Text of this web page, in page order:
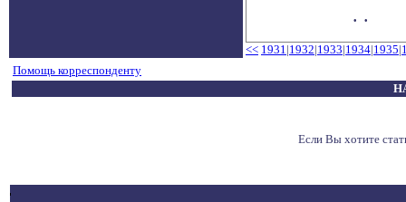
. .
<< 1931|1932|1933|1934|1935|
Помощь корреспонденту
Если Вы хотите